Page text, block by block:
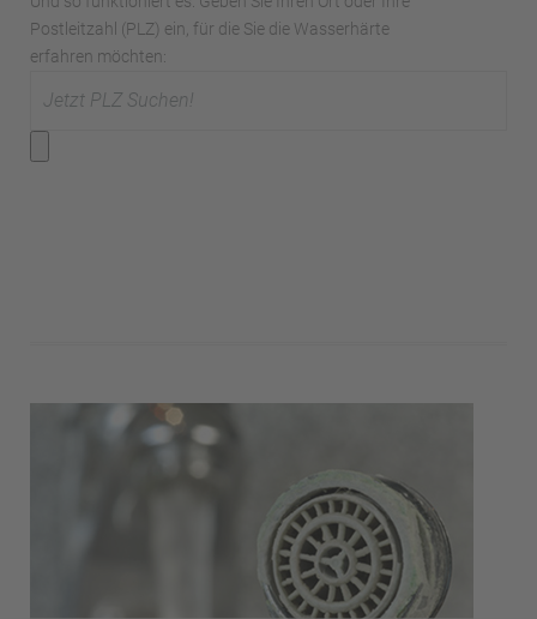
Postleitzahl (PLZ) ein, für die Sie die Wasserhärte
erfahren möchten: